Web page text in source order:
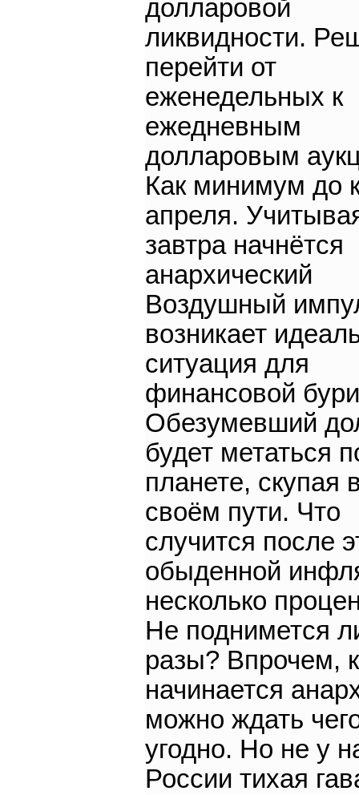
долларовой
ликвидности.
перейти от
еженедельных к
ежедневным
долларовым
Как минимум до
апреля.
завтра начнётся
анархический
Воздушный
возникает
ситуация для
финансовой
Обезумевший
будет метаться
планете, скупая
своём пути. Что
случится после
обыденной
несколько
Не поднимется
разы? Впрочем,
начинается
можно ждать
угодно. Но не у
России тихая